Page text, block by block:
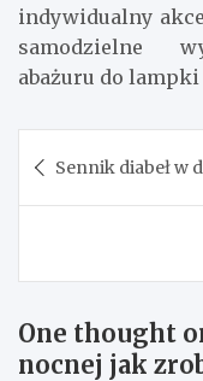
indywidualny
samodzielne
abażuru do lampki
wpisu
Sennik diabeł w
One thought
nocnej jak